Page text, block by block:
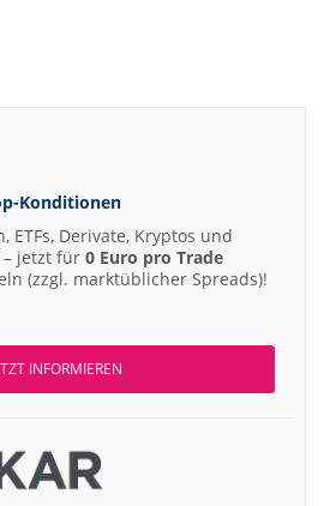
Konditionen
ETFs, Derivate, Kryptos und
jetzt für 0 Euro pro Trade
(zzgl. marktüblicher Spreads)!
INFORMIEREN